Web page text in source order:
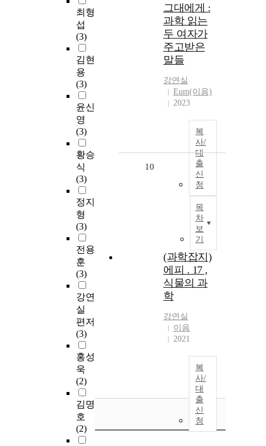
최형
섭
(3)
김현
용
(3)
윤신
영
(3)
황승
식
(3)
정지
형
(3)
전용
훈
(3)
강연
실
편저
(3)
홍성
욱
(2)
김명
호
(2)
그대에게 :
과학 읽는
두 여자가
주고받은
말들
강연실
Eum(이음)
2023
복
사/
대
출
신
청
목
차
보
기
10
(과학잡지)
에피 . 17 ,
식물의 과
학
강연실
이음
2021
복
사/
대
출
신
청